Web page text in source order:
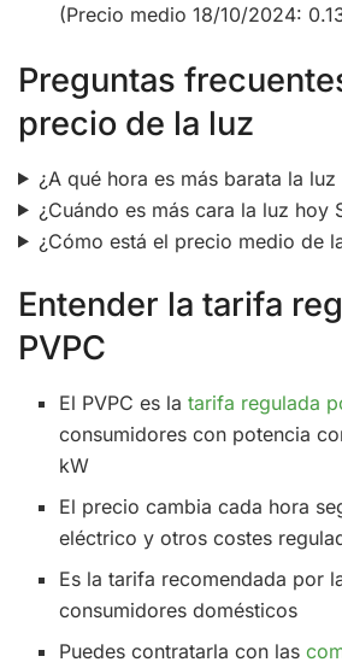
(Precio medio 18/10/2024:
Preguntas
precio de la luz
¿A qué hora es más barata la
¿Cuándo es más cara la luz hoy
¿Cómo está el precio medio de
Entender la tarifa
PVPC
El PVPC es latarifa regulada
consumidores con potencia
kW
El precio cambia cada hora
eléctrico y otros costes
Es la tarifa recomendada por
consumidores domésticos
Puedes contratarla con las